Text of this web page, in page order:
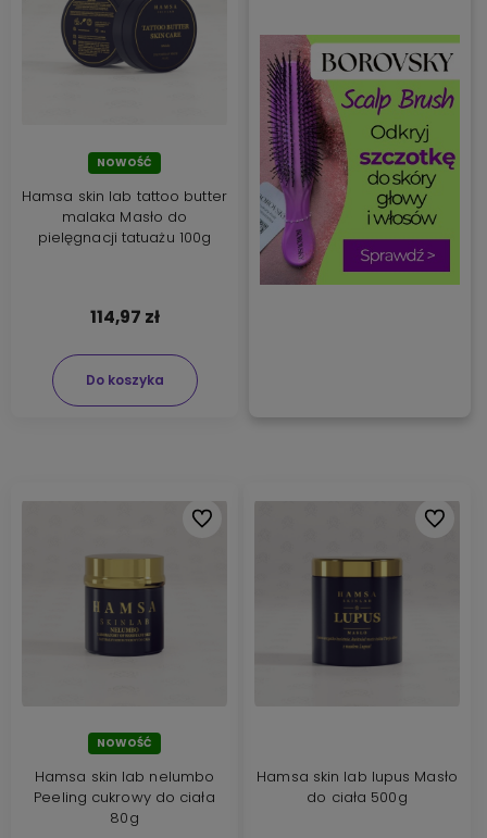
NOWOŚĆ
Hamsa skin lab tattoo butter
malaka Masło do
pielęgnacji tatuażu 100g
114,97 zł
Do koszyka
NOWOŚĆ
Hamsa skin lab nelumbo
Peeling cukrowy do ciała
80g
Do ulubionych
Hamsa skin lab lupus Masło
do ciała 500g
Do